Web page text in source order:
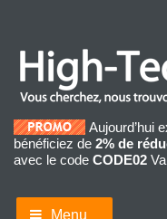
Aujourd’hui
bénéficiez de 2% de
avec le code CODE02
Menu